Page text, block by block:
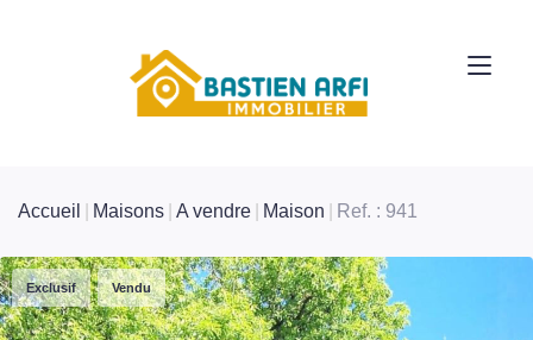
Accueil Maisons A vendre Maison Ref. : 941
Exclusif Vendu